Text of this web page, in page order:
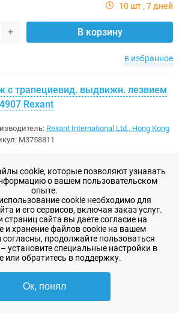
10 шт 7 дней
+ В корзину
в избранное
с трапециевид. выдвижн. лезвием
Rexant
Rexant International Ltd., Hong Kong
M3758811
+ В корзину
в избранное
отверток 8 предметов 12-4774
Rexant International Ltd., Hong Kong
cookie, которые позволяют узнавать
о вашем пользовательском
опыте.
cookie необходимо для
и его сервисов, включая заказ услуг.
сайта вы даете согласие на
и хранение файлов cookie на вашем
согласны, продолжайте пользоваться
установите специальные настройки в
или обратитесь в поддержку.
Ок, понял